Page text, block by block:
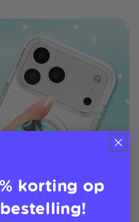
korting op